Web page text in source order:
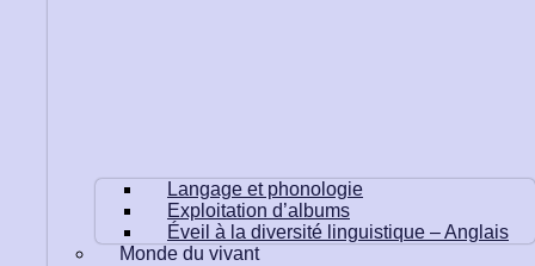
Langage et phonologie
Exploitation d’albums
Éveil à la diversité linguistique – Anglais
Monde du vivant